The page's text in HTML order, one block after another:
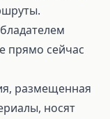
прямо сейчас
размещенная
носят